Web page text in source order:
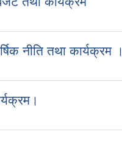
नीति तथा कार्यक्रम ।